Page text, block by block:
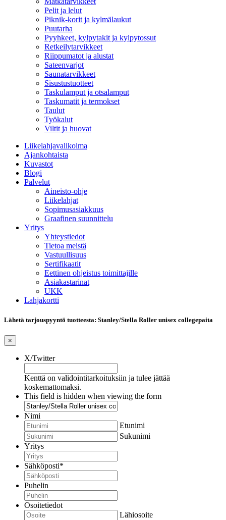
Pelit ja lelut
Piknik-korit ja kylmälaukut
Puutarha
Pyyhkeet, kylpytakit ja kylpytossut
Retkeilytarvikkeet
Riippumatot ja alustat
Sateenvarjot
Saunatarvikkeet
Sisustustuotteet
Taskulamput ja otsalamput
Taskumatit ja termokset
Taulut
Työkalut
Viltit ja huovat
Liikelahjavalikoima
Ajankohtaista
Kuvastot
Blogi
Palvelut
Aineisto-ohje
Liikelahjat
Sopimusasiakkuus
Graafinen suunnittelu
Yritys
Yhteystiedot
Tietoa meistä
Vastuullisuus
Sertifikaatit
Eettinen ohjeistus toimittajille
Asiakastarinat
UKK
Lahjakortti
Lähetä tarjouspyyntö tuotteesta: Stanley/Stella Roller unisex collegepaita
×
X/Twitter
Kenttä on validointitarkoituksiin ja tulee jättää
koskemattomaksi.
This field is hidden when viewing the form
Nimi
Etunimi
Sukunimi
Yritys
Sähköposti*
Puhelin
Osoitetiedot
Lähiosoite